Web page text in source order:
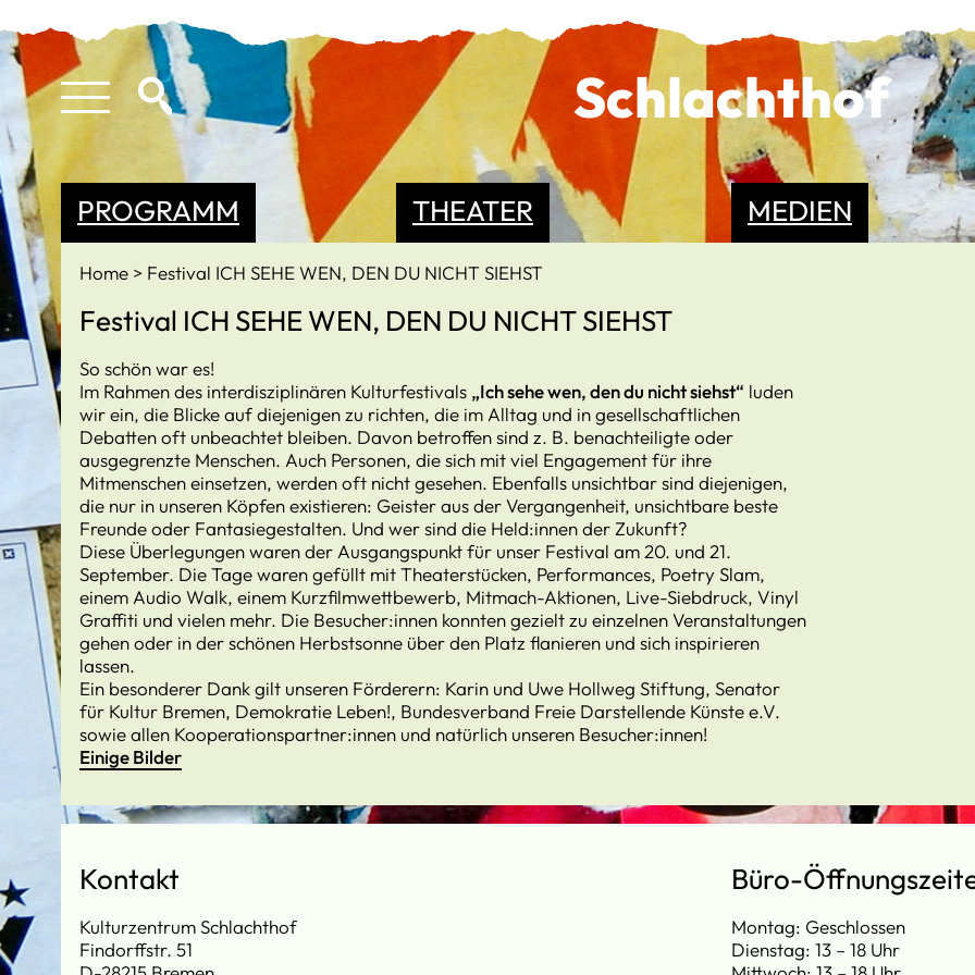
Schlachthof
PROGRAMM THEATER MEDIEN
Home Festival ICH SEHE WEN, DEN DU NICHT SIEHST
Festival ICH SEHE WEN, DEN DU NICHT SIEHST
So schön war es!
Im Rahmen des interdisziplinären Kulturfestivals „Ich sehe wen, den du nicht siehst“ luden
wir ein, die Blicke auf diejenigen zu richten, die im Alltag und in gesellschaftlichen
Debatten oft unbeachtet bleiben. Davon betroffen sind z. B. benachteiligte oder
ausgegrenzte Menschen. Auch Personen, die sich mit viel Engagement für ihre
Mitmenschen einsetzen, werden oft nicht gesehen. Ebenfalls unsichtbar sind diejenigen,
die nur in unseren Köpfen existieren: Geister aus der Vergangenheit, unsichtbare beste
Freunde oder Fantasiegestalten. Und wer sind die Held:innen der Zukunft?
Diese Überlegungen waren der Ausgangspunkt für unser Festival am 20. und 21.
September. Die Tage waren gefüllt mit Theaterstücken, Performances, Poetry Slam,
einem Audio Walk, einem Kurzfilmwettbewerb, Mitmach-Aktionen, Live-Siebdruck, Vinyl
Graffiti und vielen mehr. Die Besucher:innen konnten gezielt zu einzelnen Veranstaltungen
gehen oder in der schönen Herbstsonne über den Platz flanieren und sich inspirieren
lassen.
Ein besonderer Dank gilt unseren Förderern: Karin und Uwe Hollweg Stiftung, Senator
für Kultur Bremen, Demokratie Leben!, Bundesverband Freie Darstellende Künste e.V.
sowie allen Kooperationspartner:innen und natürlich unseren Besucher:innen!
Einige Bilder
Kontakt
Kulturzentrum Schlachthof
Findorffstr. 51
Büro-
Montag: Geschlossen
Dienstag: 13 – 18 Uhr